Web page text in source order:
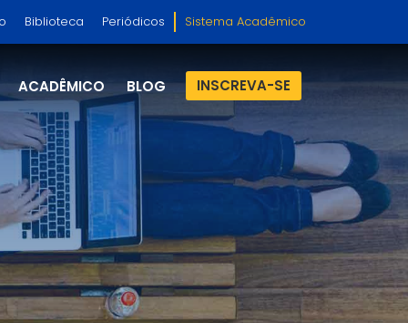
Biblioteca Periódicos Sistema Acadêmico
ACADÊMICO BLOG INSCREVA-SE